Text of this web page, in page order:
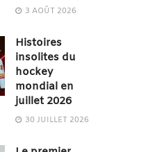
3 AOÛT 2026
Histoires
insolites du
hockey
mondial en
juillet 2026
30 JUILLET 2026